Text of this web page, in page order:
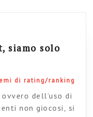
siamo solo
di rating/ranking
dell’uso di
non giocosi, si